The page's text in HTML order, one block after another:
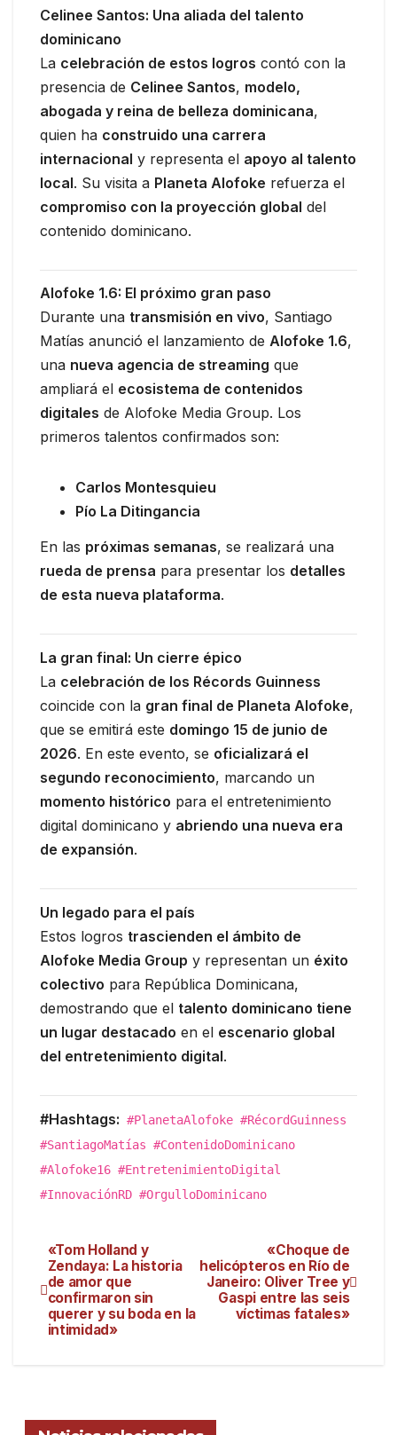
Celinee Santos: Una aliada del talento
dominicano
La celebración de estos logros contó con la
presencia de Celinee Santos, modelo,
abogada y reina de belleza dominicana,
quien ha construido una carrera
internacional y representa el apoyo al talento
local. Su visita a Planeta Alofoke refuerza el
compromiso con la proyección global del
contenido dominicano.
Alofoke 1.6: El próximo gran paso
Durante una transmisión en vivo, Santiago
Matías anunció el lanzamiento de Alofoke 1.6,
una nueva agencia de streaming que
ampliará el ecosistema de contenidos
digitales de Alofoke Media Group. Los
primeros talentos confirmados son:
Carlos Montesquieu
Pío La Ditingancia
En las próximas semanas, se realizará una
rueda de prensa para presentar los detalles
de esta nueva plataforma.
La gran final: Un cierre épico
La celebración de los Récords Guinness
coincide con la gran final de Planeta Alofoke,
que se emitirá este domingo 15 de junio de
2026. En este evento, se oficializará el
segundo reconocimiento, marcando un
momento histórico para el entretenimiento
digital dominicano y abriendo una nueva era
de expansión.
Un legado para el país
Estos logros trascienden el ámbito de
Alofoke Media Group y representan un éxito
colectivo para República Dominicana,
demostrando que el talento dominicano tiene
un lugar destacado en el escenario global
del entretenimiento digital.
#Hashtags: #PlanetaAlofoke #RécordGuinness
#SantiagoMatías #ContenidoDominicano
#Alofoke16 #EntretenimientoDigital
#InnovaciónRD #OrgulloDominicano
«Choque de
helicópteros en Río de
Janeiro: Oliver Tree y
Gaspi entre las seis
víctimas fatales»
«Tom Holland y
Zendaya: La historia
de amor que
confirmaron sin
querer y su boda en la
intimidad»